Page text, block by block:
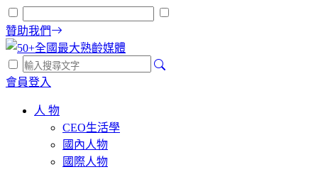
贊助我們
會員登入
人 物
CEO生活學
國內人物
國際人物